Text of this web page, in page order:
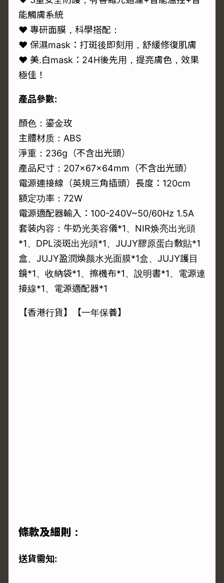
能觸膚系統
♥ 專研面膜，科學搭配：
♥ 保濕mask：打斑後即刻用，舒緩修復肌膚
♥ 美.白mask：24H後先用，提亮膚色，效果
極佳！
產品參數:
顏色：鎏金玫
主體材质：ABS
淨重：236g（不含出光頭）
產品尺寸：207×67×64mm（不含出光頭）
電源連接線（英規三角插頭）長度：120cm
額定功率：72W
電源適配器輸入：100-240V~50/60Hz 1.5A
套装内容：牛奶光美容儀*1、NIR焕亮出光頭
*1、DPL淡斑出光頭*1、JUJY膠原蛋白敷貼*1
盒、JUJY盈潤煥颜水光面膜*1盒、JUJY護目
鏡*1、收納袋*1、擦機布*1、說明書*1、電源連
接線*1、電源適配器*1
【香港行貨】【一年保養】
條款及細則：
送貨需知: